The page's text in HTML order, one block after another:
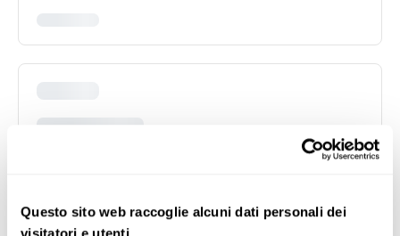
Questo sito web raccoglie alcuni dati personali dei